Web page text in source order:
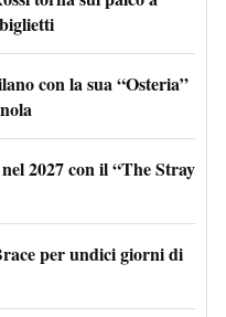
con la sua “Osteria”
2027 con il “The Stray
per undici giorni di